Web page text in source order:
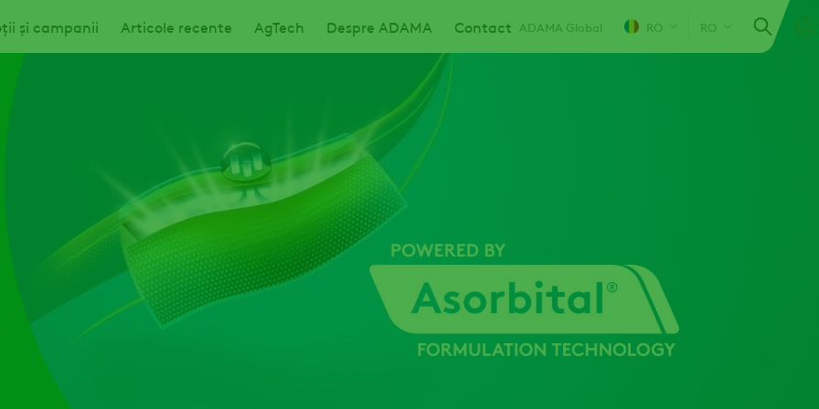
și campanii Articole recente AgTech Despre ADAMA Contact ADAMA Global RO RO